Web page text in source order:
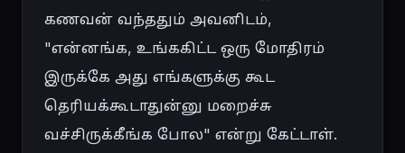
கணவன் வந்ததும் அவனிடம்,
"என்னங்க, உங்ககிட்ட ஒரு மோதிரம்
இருக்கே அது எங்களுக்கு கூட
தெரியக்கூடாதுன்னு மறைச்சு
வச்சிருக்கீங்க போல" என்று கேட்டாள்.